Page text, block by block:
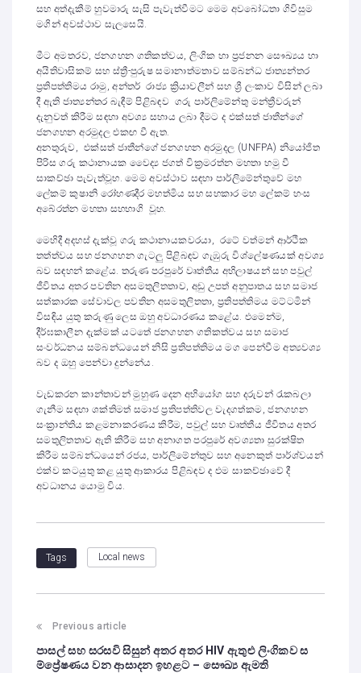
සහ අත්දැකීම් හුවමාරු සැසි පැවැත්වීමට මෙම අවබෝධතා ගිවිසුම
මගින් අවස්ථාව සැලසෙයි.
මීට අමතරව, ජනගහන ගතිකත්වය, ලිංගික හා ප්‍රජනන සෞඛ්‍යය හා
අයිතිවාසිකම් සහ ස්ත්‍රී-පුරුෂ සමානාත්මතාව සම්බන්ධ ජාත්‍යන්තර
ප්‍රතිපත්තිමය රාමු, අන්තර් රාජ්‍ය ක්‍රියාවලීන් සහ ශ්‍රී ලංකාව විසින් ලබා
දී ඇති ජාත්‍යන්තර බැඳීම් පිළිබඳව ගරු පාර්ලිමේන්තු මන්ත්‍රීවරුන්
දැනුවත් කිරීම සඳහා අවශ්‍ය සහාය ලබා දීමට ද එක්සත් ජාතීන්ගේ
ජනගහන අරමුදල එකඟ වී ඇත.
අනතුරුව, එක්සත් ජාතීන්ගේ ජනගහන අරමුදල (UNFPA) නියෝජිත
පිරිස ගරු කථානායක වෛද්‍ය ජගත් වික්‍රමරත්න මහතා හමු වී
සාකච්ඡා පැවැත්වූහ. මෙම අවස්ථාව සඳහා පාර්ලිමේන්තුවේ මහ
ලේකම් කුෂානි රෝහණදීර මහත්මිය සහ සහකාර මහ ලේකම් හංස
අබේරත්න මහතා සහභාගි වූහ.
මෙහිදී අදහස් දැක්වූ ගරු කථානායකවරයා, රටේ වත්මන් ආර්ථික
තත්ත්වය සහ ජනගහන ගැටලු පිළිබඳව ගැඹුරු විශ්ලේෂණයක් අවශ්‍ය
බව සඳහන් කළේය. තරුණ පරපුරේ වෘත්තීය අභිලාෂයන් සහ පවුල්
ජීවිතය අතර පවතින අසමතුලිතතාව, අඩු උපත් අනුපාතය සහ සමාජ
සත්කාරක සේවාවල පවතින අසමතුලිතතා, ප්‍රතිපත්තිමය මට්ටමින්
විසඳිය යුතු කරුණු ලෙස ඔහු අවධාරණය කළේය. එමෙන්ම,
දීර්ඝකාලීන දැක්මක් යටතේ ජනගහන ගතිකත්වය සහ සමාජ
සංවර්ධනය සම්බන්ධයෙන් නිසි ප්‍රතිපත්තිමය මග පෙන්වීම අත්‍යවශ්‍ය
බව ද ඔහු පෙන්වා දුන්නේය.
වැඩකරන කාන්තාවන් මුහුණ දෙන අභියෝග සහ දරුවන් රැකබලා
ගැනීම සඳහා ශක්තිමත් සමාජ ප්‍රතිපත්තිවල වැදගත්කම, ජනගහන
සංක්‍රාන්තිය කළමනාකරණය කිරීම, පවුල් සහ වෘත්තීය ජීවිතය අතර
සමතුලිතතාව ඇති කිරීම සහ අනාගත පරපුරේ අවශ්‍යතා සුරක්ෂිත
කිරීම සම්බන්ධයෙන් රජය, පාර්ලිමේන්තුව සහ අනෙකුත් පාර්ශ්වයන්
එක්ව කටයුතු කළ යුතු ආකාරය පිළිබඳව ද එම සාකච්ඡාවේ දී
අවධානය යොමු විය.
Tags Local news
Previous article
පාසල් සහ සරසවි සිසුන් අතර අතර HIV ඇතුළු ලිංගිකව ස
ම්ප්‍රේෂණය වන ආසාදන ඉහළට – සෞඛ්‍ය ඇමති